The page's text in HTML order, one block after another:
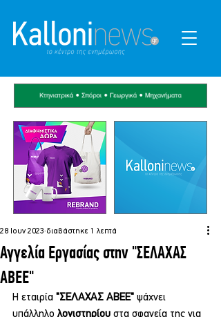
Αγγελία Εργασίας στην "ΣΕΛΑΧΑΣ
ΑΒΕΕ"
28 Ιουν 2023 διαβάστηκε 1 λεπτά
Η εταιρία "ΣΕΛΑΧΑΣ ΑΒΕΕ" ψάχνει
υπάλληλο λογιστηρίου στα σφαγεία της για